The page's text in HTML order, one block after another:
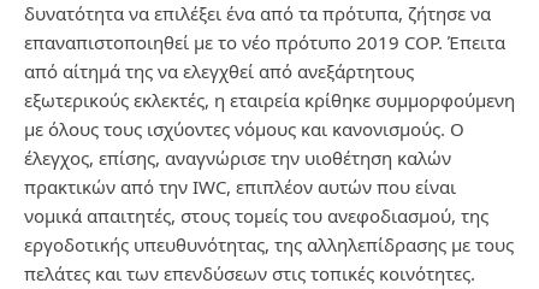
δυνατότητα να επιλέξει ένα από τα πρότυπα, ζήτησε να
επαναπιστοποιηθεί με το νέο πρότυπο 2019 COP. Έπειτα
από αίτημά της να ελεγχθεί από ανεξάρτητους
εξωτερικούς εκλεκτές, η εταιρεία κρίθηκε συμμορφούμενη
με όλους τους ισχύοντες νόμους και κανονισμούς. Ο
έλεγχος, επίσης, αναγνώρισε την υιοθέτηση καλών
πρακτικών από την IWC, επιπλέον αυτών που είναι
νομικά απαιτητές, στους τομείς του ανεφοδιασμού, της
εργοδοτικής υπευθυνότητας, της αλληλεπίδρασης με τους
πελάτες και των επενδύσεων στις τοπικές κοινότητες.